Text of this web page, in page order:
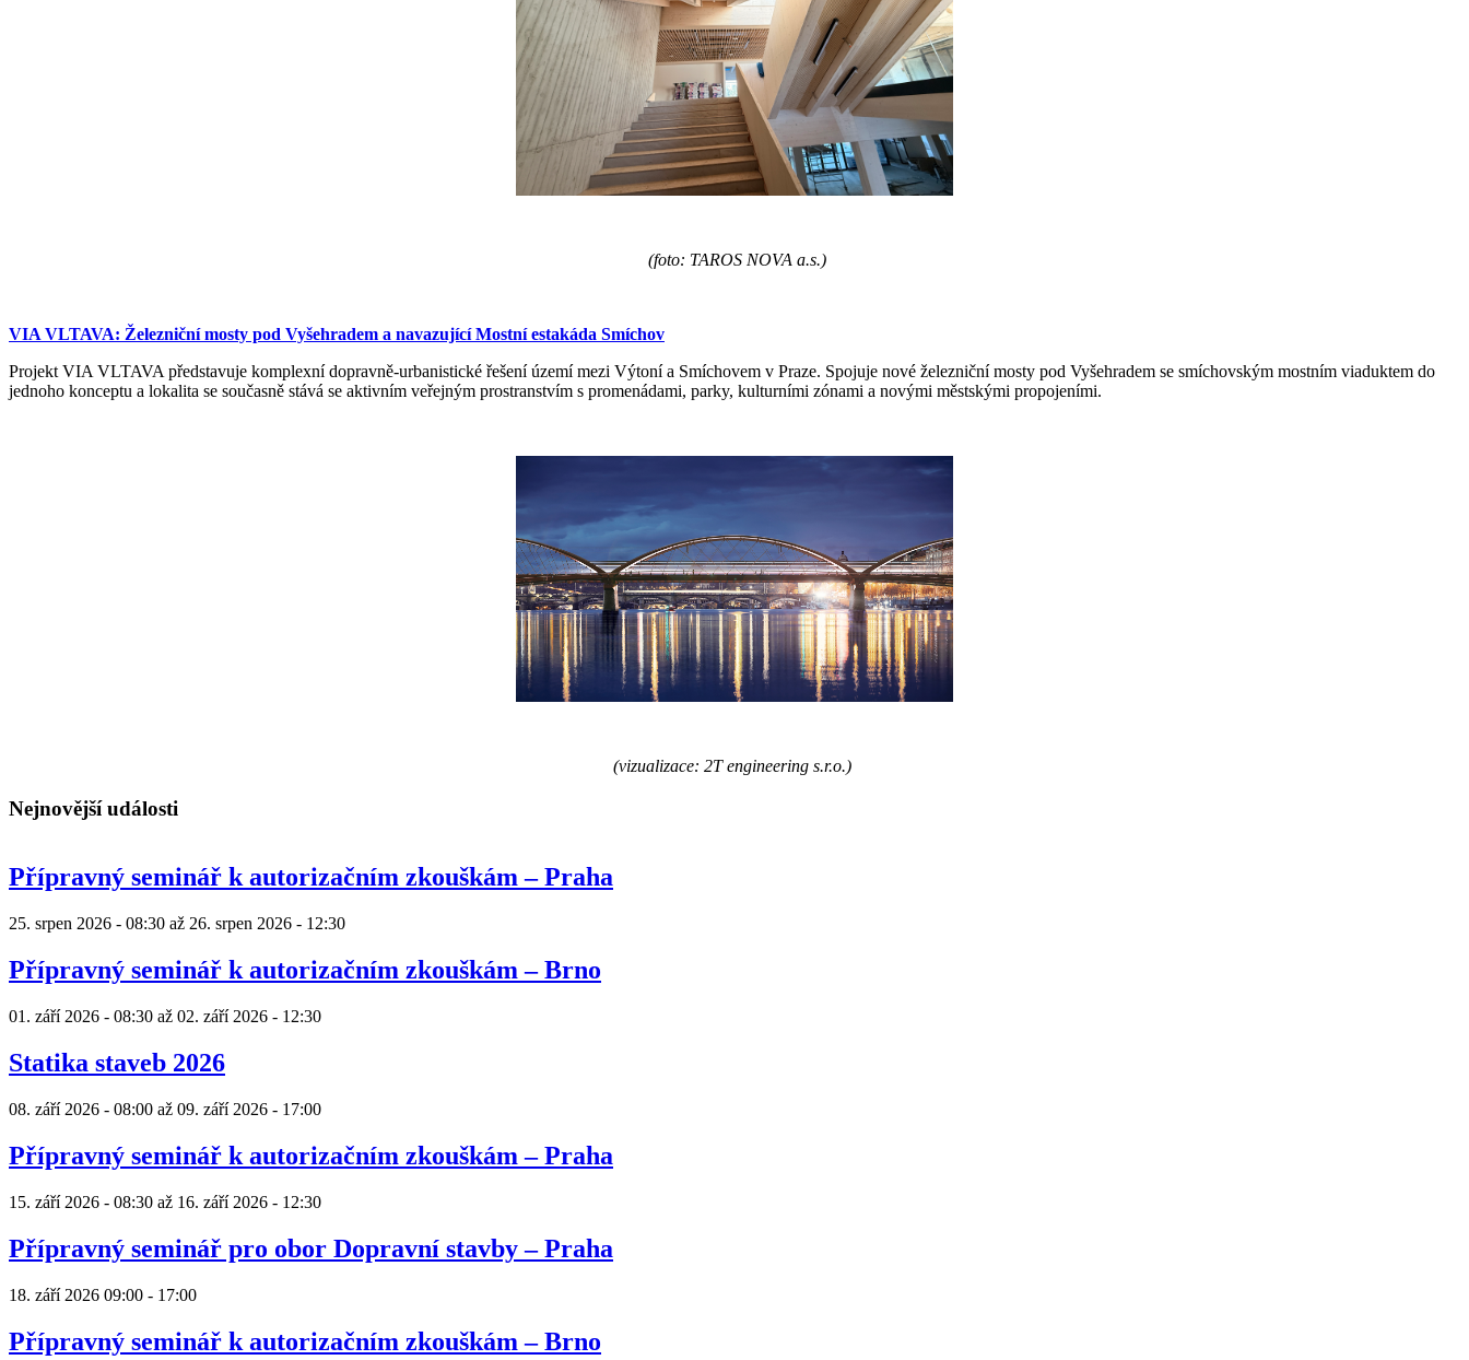
(foto: TAROS NOVA a.s.)
VIA VLTAVA: Železniční mosty pod Vyšehradem a navazující Mostní estakáda Smíchov
Projekt VIA VLTAVA představuje komplexní dopravně-urbanistické řešení území mezi Výtoní a Smíchovem v Praze. Spojuje nové železniční mosty pod Vyšehradem se smíchovským mostním viaduktem do
jednoho konceptu a lokalita se současně stává se aktivním veřejným prostranstvím s promenádami, parky, kulturními zónami a novými městskými propojeními.
(vizualizace: 2T engineering s.r.o.)
Nejnovější události
Přípravný seminář k autorizačním zkouškám – Praha
25. srpen 2026 - 08:30 až 26. srpen 2026 - 12:30
Přípravný seminář k autorizačním zkouškám – Brno
01. září 2026 - 08:30 až 02. září 2026 - 12:30
Statika staveb 2026
08. září 2026 - 08:00 až 09. září 2026 - 17:00
Přípravný seminář k autorizačním zkouškám – Praha
15. září 2026 - 08:30 až 16. září 2026 - 12:30
Přípravný seminář pro obor Dopravní stavby – Praha
18. září 2026 09:00 - 17:00
Přípravný seminář k autorizačním zkouškám – Brno